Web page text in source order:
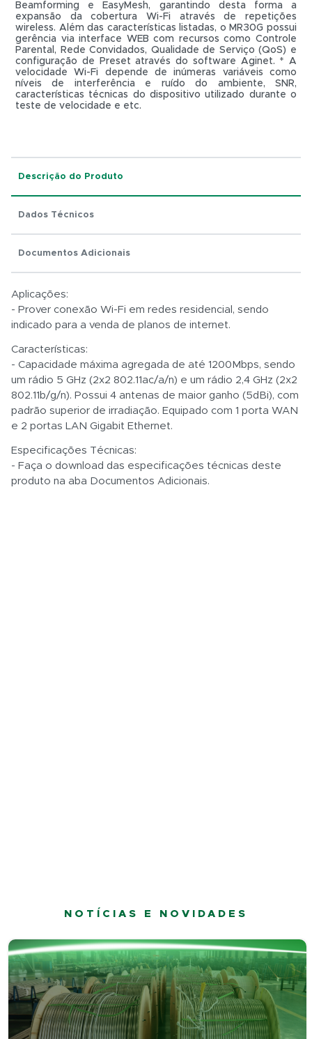
R$ 0,01
R$ 0,01
Beamforming e EasyMesh, garantindo desta forma a
expansão da cobertura Wi-Fi através de repetições
wireless. Além das características listadas, o MR30G possui
gerência via interface WEB com recursos como Controle
Parental, Rede Convidados, Qualidade de Serviço (QoS) e
configuração de Preset através do software Aginet. * A
velocidade Wi-Fi depende de inúmeras variáveis como
níveis de interferência e ruído do ambiente, SNR,
características técnicas do dispositivo utilizado durante o
teste de velocidade e etc.
Descrição do Produto
Dados Técnicos
Documentos Adicionais
Aplicações:
- Prover conexão Wi-Fi em redes residencial, sendo
indicado para a venda de planos de internet.
Características:
- Capacidade máxima agregada de até 1200Mbps, sendo
um rádio 5 GHz (2x2 802.11ac/a/n) e um rádio 2,4 GHz (2x2
802.11b/g/n). Possui 4 antenas de maior ganho (5dBi), com
padrão superior de irradiação. Equipado com 1 porta WAN
e 2 portas LAN Gigabit Ethernet.
Especificações Técnicas:
- Faça o download das especificações técnicas deste
produto na aba Documentos Adicionais.
NOTÍCIAS E NOVIDADES